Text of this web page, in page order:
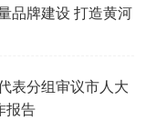
品牌建设 打造黄河
表分组审议市人大
报告